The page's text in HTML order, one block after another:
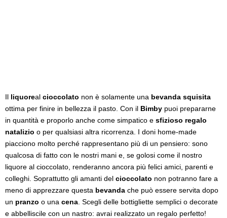
Il liquoreal cioccolato non è solamente una bevanda squisita
ottima per finire in bellezza il pasto. Con il Bimby puoi prepararne
in quantità e proporlo anche come simpatico e sfizioso regalo
natalizio o per qualsiasi altra ricorrenza. I doni home-made
piacciono molto perché rappresentano più di un pensiero: sono
qualcosa di fatto con le nostri mani e, se golosi come il nostro
liquore al cioccolato, renderanno ancora più felici amici, parenti e
colleghi. Soprattutto gli amanti del cioccolato non potranno fare a
meno di apprezzare questa bevanda che può essere servita dopo
un pranzo o una cena . Scegli delle bottigliette semplici o decorate
e abbelliscile con un nastro: avrai realizzato un regalo perfetto!